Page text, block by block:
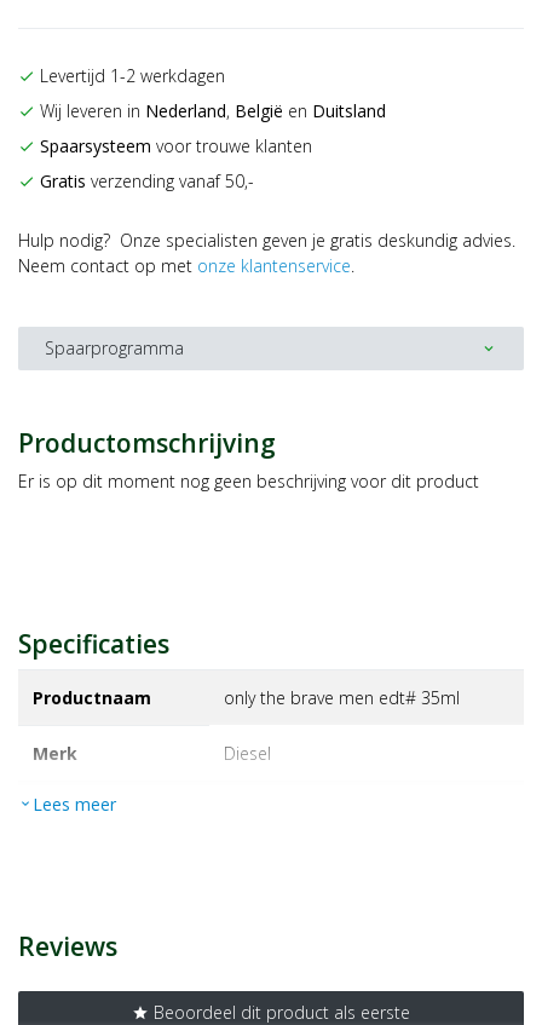
check Levertijd 1-2 werkdagen
check Wij leveren in Nederland, België en Duitsland
check Spaarsysteem voor trouwe klanten
check Gratis verzending vanaf 50,-
Hulp nodig? Onze specialisten geven je gratis deskundig advies.
Neem contact op met onze klantenservice.
Spaarprogramma expand_more
Productomschrijving
Er is op dit moment nog geen beschrijving voor dit product
Specificaties
Productnaam only the brave men edt# 35ml
Merk diesel
EAN
expand_more Lees meer
Reviews
star Beoordeel dit product als eerste